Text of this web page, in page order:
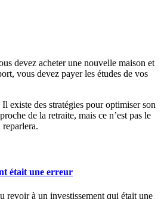
devez acheter une nouvelle maison et
vous devez payer les études de vos
existe des stratégies pour optimiser son
de la retraite, mais ce n’est pas le
reparlera.
était une erreur
revoir à un investissement qui était une